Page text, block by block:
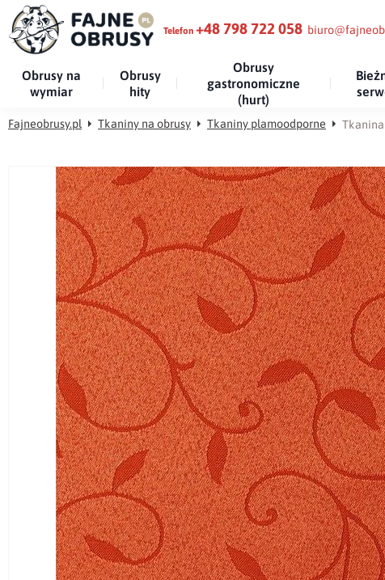
Telefon +48 798 722 058
Obrusy na
wymiar
Obrusy
hity
Obrusy
gastronomiczne
(hurt)
Fajneobrusy.pl Tkaniny na obrusy Tkaniny plamoodporne